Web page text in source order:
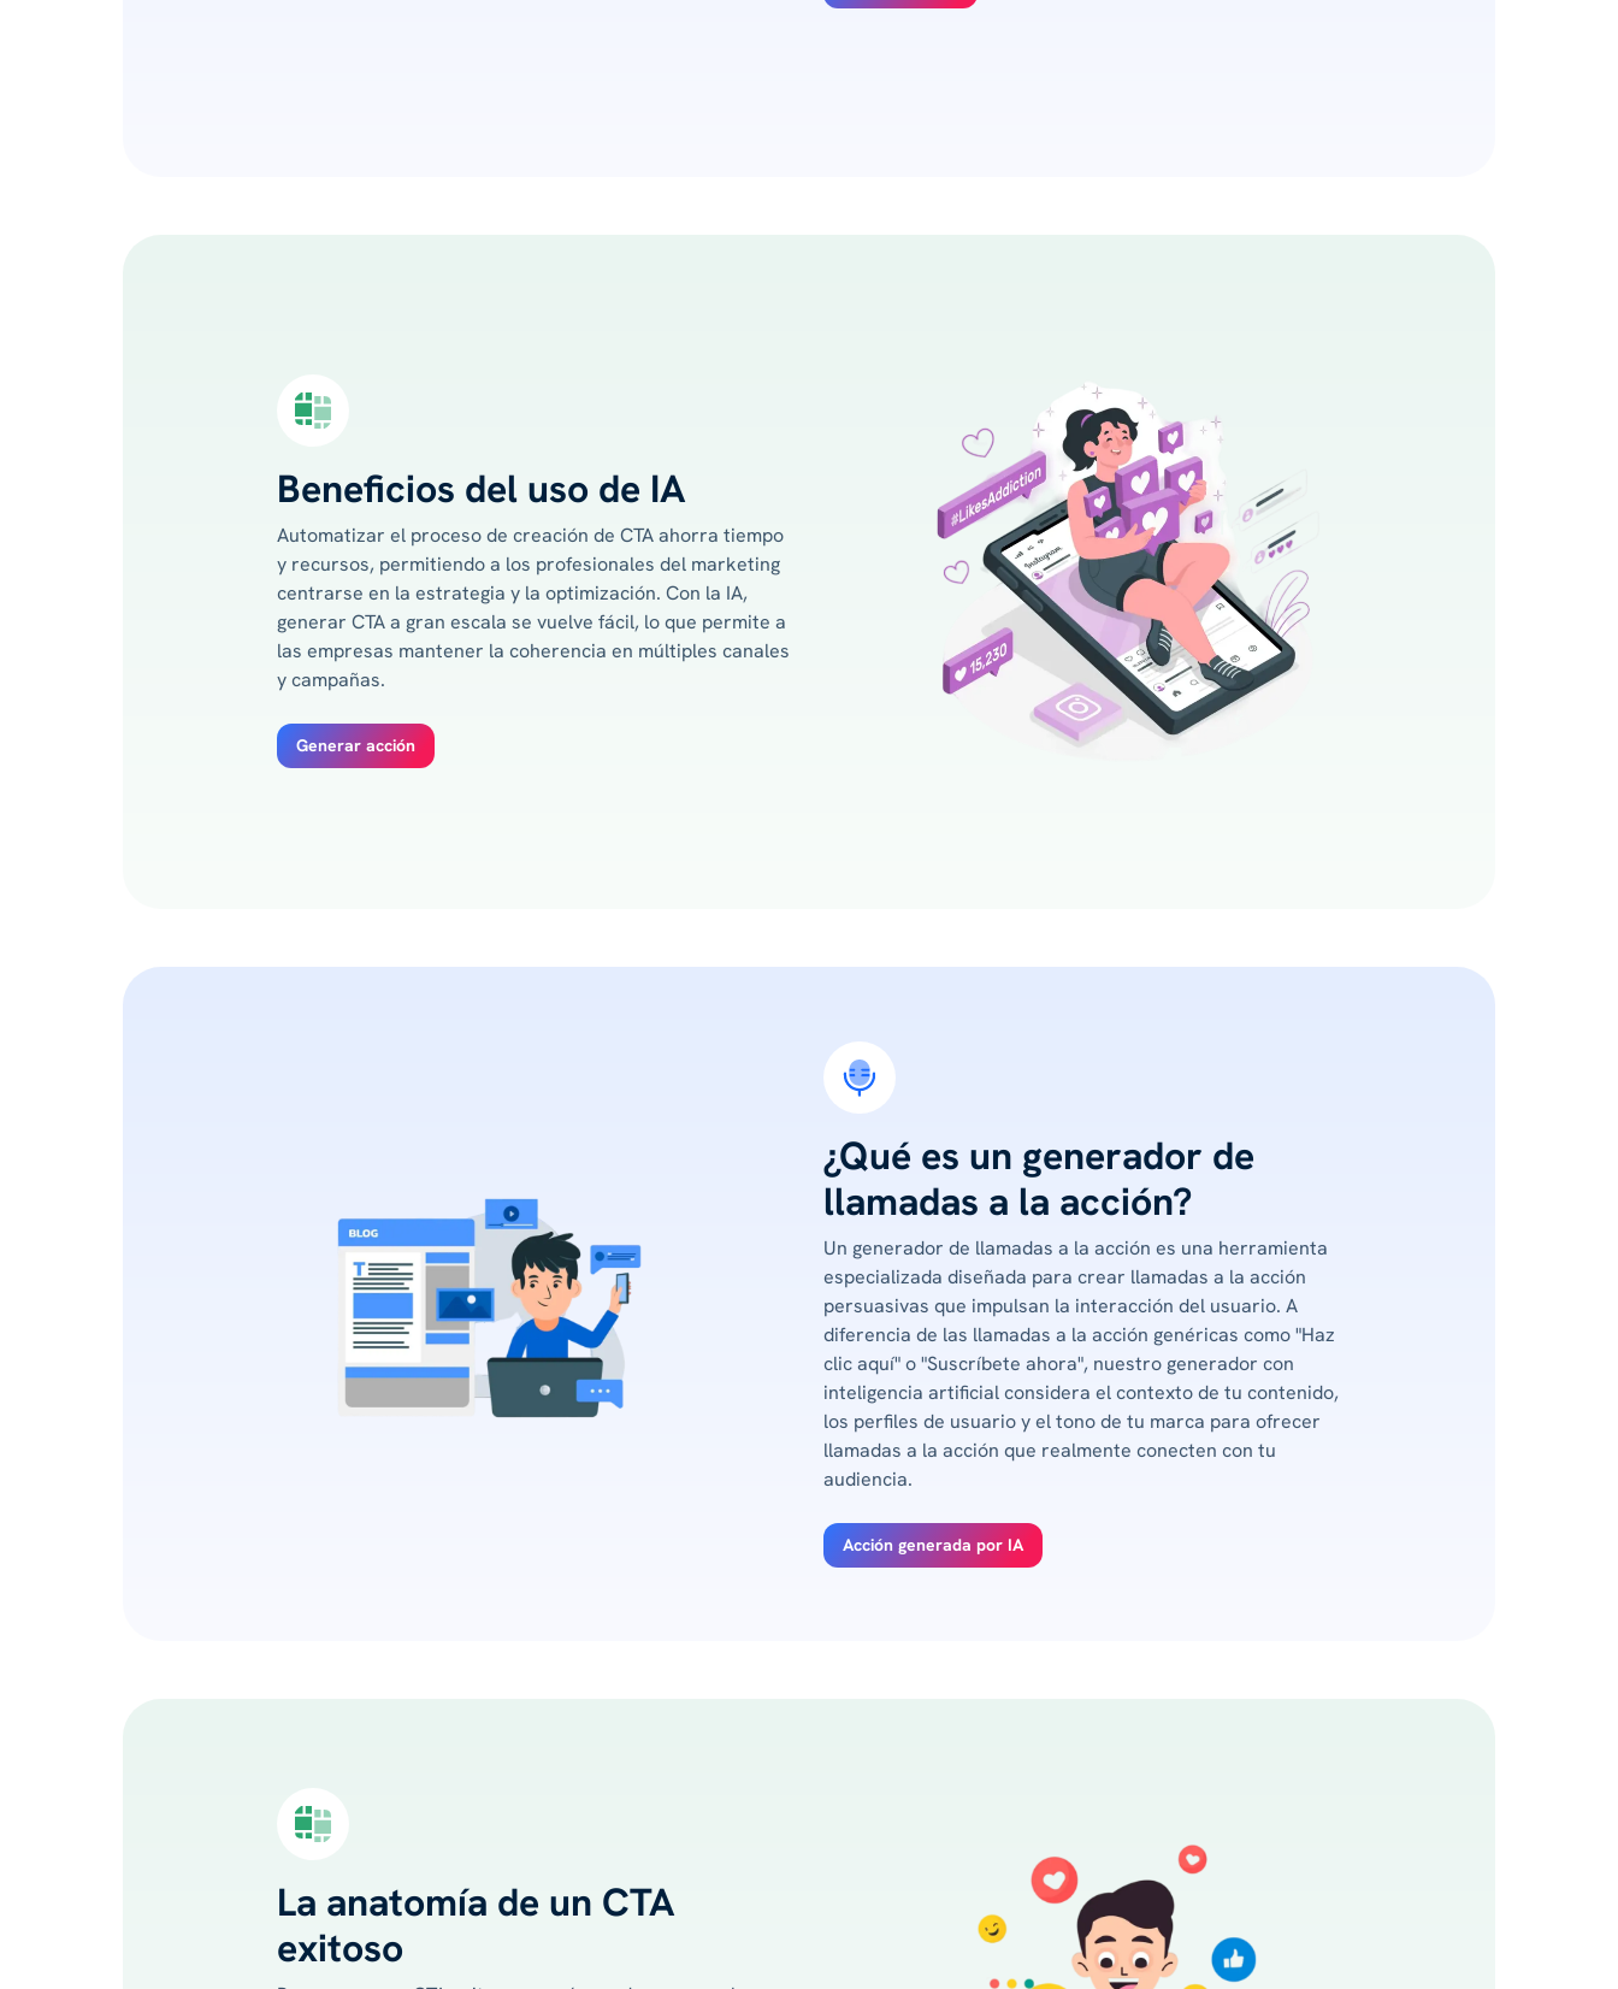
Beneficios del uso de IA
Automatizar el proceso de creación de CTA ahorra tiempo
y recursos, permitiendo a los profesionales del marketing
centrarse en la estrategia y la optimización. Con la IA,
generar CTA a gran escala se vuelve fácil, lo que permite a
las empresas mantener la coherencia en múltiples canales
y campañas.
Generar acción
¿Qué es un generador de
llamadas a la acción?
Un generador de llamadas a la acción es una herramienta
especializada diseñada para crear llamadas a la acción
persuasivas que impulsan la interacción del usuario. A
diferencia de las llamadas a la acción genéricas como "Haz
clic aquí" o "Suscríbete ahora", nuestro generador con
inteligencia artificial considera el contexto de tu contenido,
los perfiles de usuario y el tono de tu marca para ofrecer
llamadas a la acción que realmente conecten con tu
audiencia.
Acción generada por IA
La anatomía de un CTA
exitoso